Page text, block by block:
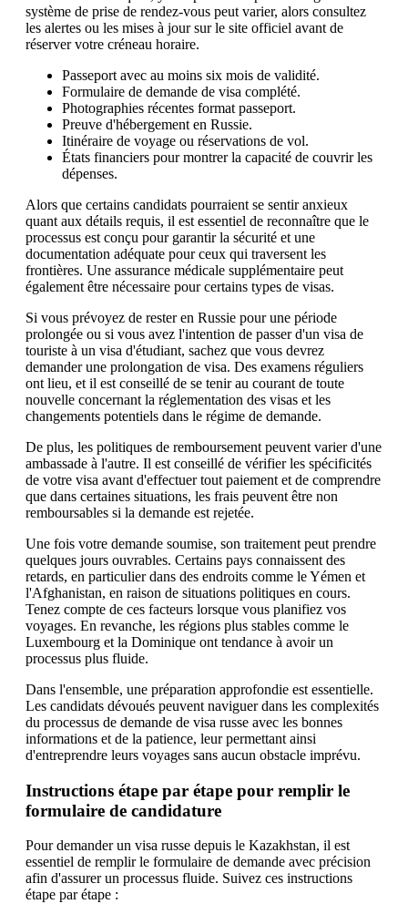
système de prise de rendez-vous peut varier, alors consultez
les alertes ou les mises à jour sur le site officiel avant de
réserver votre créneau horaire.
Passeport avec au moins six mois de validité.
Formulaire de demande de visa complété.
Photographies récentes format passeport.
Preuve d'hébergement en Russie.
Itinéraire de voyage ou réservations de vol.
États financiers pour montrer la capacité de couvrir les
dépenses.
Alors que certains candidats pourraient se sentir anxieux
quant aux détails requis, il est essentiel de reconnaître que le
processus est conçu pour garantir la sécurité et une
documentation adéquate pour ceux qui traversent les
frontières. Une assurance médicale supplémentaire peut
également être nécessaire pour certains types de visas.
Si vous prévoyez de rester en Russie pour une période
prolongée ou si vous avez l'intention de passer d'un visa de
touriste à un visa d'étudiant, sachez que vous devrez
demander une prolongation de visa. Des examens réguliers
ont lieu, et il est conseillé de se tenir au courant de toute
nouvelle concernant la réglementation des visas et les
changements potentiels dans le régime de demande.
De plus, les politiques de remboursement peuvent varier d'une
ambassade à l'autre. Il est conseillé de vérifier les spécificités
de votre visa avant d'effectuer tout paiement et de comprendre
que dans certaines situations, les frais peuvent être non
remboursables si la demande est rejetée.
Une fois votre demande soumise, son traitement peut prendre
quelques jours ouvrables. Certains pays connaissent des
retards, en particulier dans des endroits comme le Yémen et
l'Afghanistan, en raison de situations politiques en cours.
Tenez compte de ces facteurs lorsque vous planifiez vos
voyages. En revanche, les régions plus stables comme le
Luxembourg et la Dominique ont tendance à avoir un
processus plus fluide.
Dans l'ensemble, une préparation approfondie est essentielle.
Les candidats dévoués peuvent naviguer dans les complexités
du processus de demande de visa russe avec les bonnes
informations et de la patience, leur permettant ainsi
d'entreprendre leurs voyages sans aucun obstacle imprévu.
Instructions étape par étape pour remplir le
formulaire de candidature
Pour demander un visa russe depuis le Kazakhstan, il est
essentiel de remplir le formulaire de demande avec précision
afin d'assurer un processus fluide. Suivez ces instructions
étape par étape :